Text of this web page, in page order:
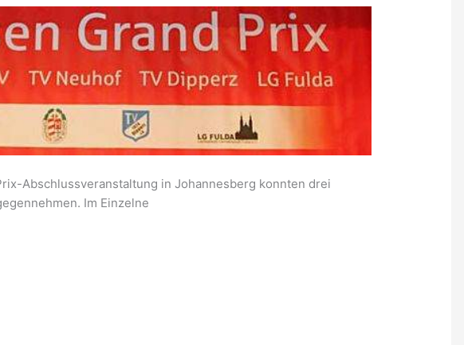
Abschlussveranstaltung in Johannesberg konnten drei
Im Einzelne